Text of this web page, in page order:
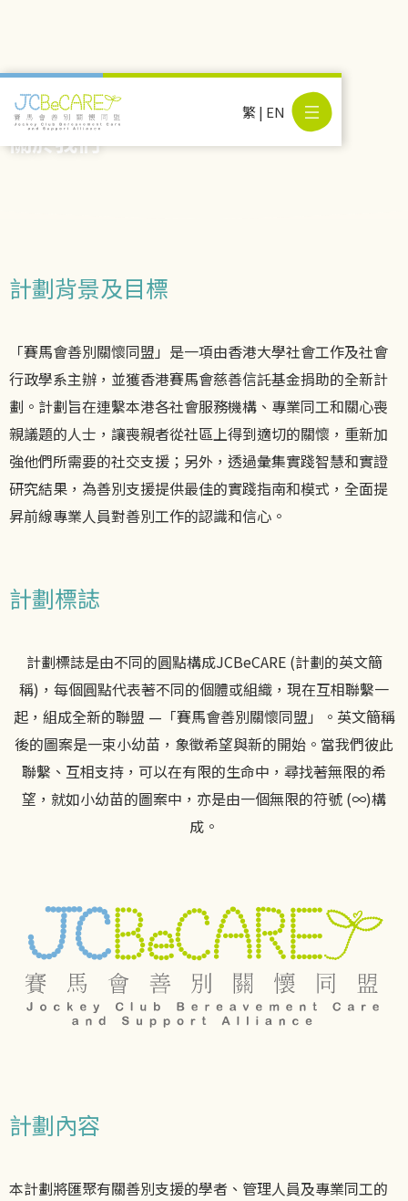
繁| EN
關於我們
計劃背景及目標
「賽馬會善別關懷同盟」是一項由香港大學社會工作及社會
行政學系主辦，並獲香港賽馬會慈善信託基金捐助的全新計
劃。計劃旨在連繫本港各社會服務機構、專業同工和關心喪
親議題的人士，讓喪親者從社區上得到適切的關懷，重新加
強他們所需要的社交支援；另外，透過彙集實踐智慧和實證
研究結果，為善別支援提供最佳的實踐指南和模式，全面提
昇前線專業人員對善別工作的認識和信心。
計劃標誌
計劃標誌是由不同的圓點構成JCBeCARE (計劃的英文簡
稱)，每個圓點代表著不同的個體或組織，現在互相聯繫一
起，組成全新的聯盟 —「賽馬會善別關懷同盟」。英文簡稱
後的圖案是一束小幼苗，象徵希望與新的開始。當我們彼此
聯繫、互相支持，可以在有限的生命中，尋找著無限的希
望，就如小幼苗的圖案中，亦是由一個無限的符號 (∞)構
成。
計劃內容
本計劃將匯聚有關善別支援的學者、管理人員及專業同工的